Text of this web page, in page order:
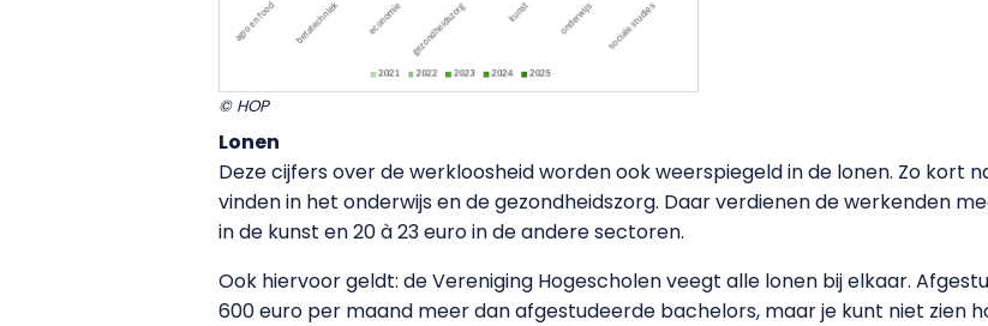
© HOP
Lonen
Deze cijfers over de werkloosheid worden ook weerspiegeld in de lonen. Zo kort
vinden in het onderwijs en de gezondheidszorg. Daar verdienen de werkenden
in de kunst en 20 à 23 euro in de andere sectoren.
Ook hiervoor geldt: de Vereniging Hogescholen veegt alle lonen bij elkaar.
600 euro per maand meer dan afgestudeerde bachelors, maar je kunt niet zien